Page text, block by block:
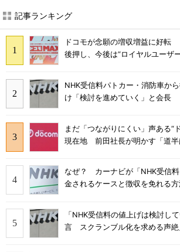
記事ランキング
ドコモが念願の増収増益に好転
後押し、今後は“ロイヤルユーザ
NHK受信料パトカー・消防車か
け「検討を進めていく」と会長
まだ「つながりにくい」声ある“
現在地 前田社長が明かす「道半
なぜ？ カーナビが「NHK受信
金されるケースと徴収を免れる
「NHK受信料の値上げは検討し
言 スクランブル化を求める声絶